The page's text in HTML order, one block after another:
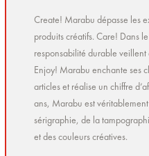
Create! Marabu dépasse les
produits créatifs. Care! Dans
responsabilité durable
Enjoy! Marabu enchante ses
articles et réalise un chiffre
ans, Marabu est
sérigraphie, de la
et des couleurs créatives.